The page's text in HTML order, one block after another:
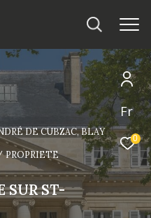
Fr
0
DE CUBZAC, BLAY
PROPRIETE
SUR ST-